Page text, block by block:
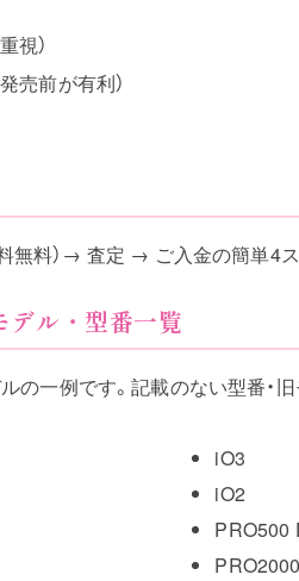
視）
売前が有利）
無料）→ 査定 → ご入金の簡単4
ル・型番一覧
一例です。記載のない型番・
iO3
iO2
PRO500